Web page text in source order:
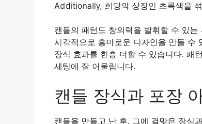
Additionally, 희망의 상징인 초록색을
캔들의 패턴도 창의력을 발휘할 수 있
시각적으로 흥미로운 디자인을 만들 수
장식 효과를 한층 더할 수 있습니다. 패
세팅에 잘 어울립니다.
캔들 장식과 포장
캔들을 만들고 난 후, 그에 걸맞은 장식